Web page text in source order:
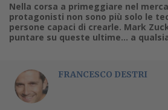
Nella corsa a primeggiare nel
protagonisti non sono più solo le
persone capaci di crearle. Mark
puntare su queste ultime... a
FRANCESCO DESTRI